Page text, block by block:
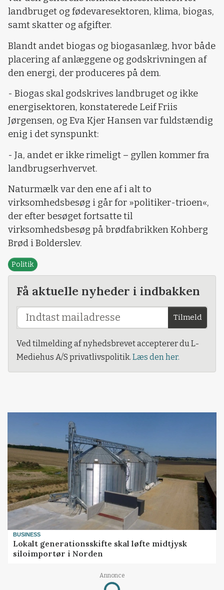
landbruget og fødevaresektoren, klima, biogas,
samt skatter og afgifter.
Blandt andet biogas og biogasanlæg, hvor både
placering af anlæggene og godskrivningen af
den energi, der produceres på dem.
- Biogas skal godskrives landbruget og ikke
energisektoren, konstaterede Leif Friis
Jørgensen, og Eva Kjer Hansen var fuldstændig
enig i det synspunkt:
- Ja, andet er ikke rimeligt – gyllen kommer fra
landbrugserhvervet.
Naturmælk var den ene af i alt to
virksomhedsbesøg i går for »politiker-trioen«,
der efter besøget fortsatte til
virksomhedsbesøg på brødfabrikken Kohberg
Brød i Bolderslev.
Politik
Få aktuelle nyheder i indbakken
Tilmeld
Ved tilmelding af nyhedsbrevet accepterer du L-
Mediehus A/S privatlivspolitik. Læs den her.
BUSINESS
Lokalt generationsskifte skal løfte midtjysk
siloimportør i Norden
Annonce